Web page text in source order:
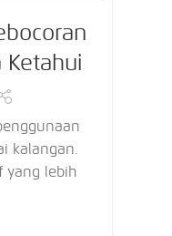
Ketahui
kalangan.
yang lebih